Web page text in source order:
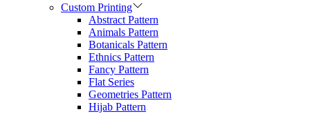
Custom Printing
Abstract Pattern
Animals Pattern
Botanicals Pattern
Ethnics Pattern
Fancy Pattern
Flat Series
Geometries Pattern
Hijab Pattern